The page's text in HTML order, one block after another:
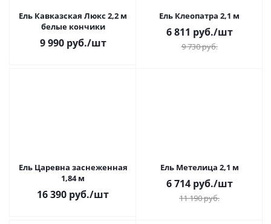
Ель Кавказская Люкс 2,2 м
белые кончики
9 990руб./шт
Ель Клеопатра 2,1 м
6 811 руб./шт
9 730руб.
Ель Царевна заснеженная
1,84 м
16 390 руб./шт
Ель Метелица 2,1 м
6 714руб./шт
11 190руб.